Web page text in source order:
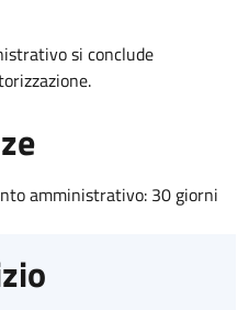
si conclude
amministrativo: 30 giorni